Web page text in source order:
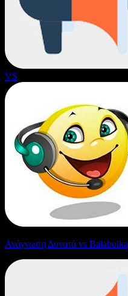
VS
Ανάγνωση Δυνατά vs Balabolka